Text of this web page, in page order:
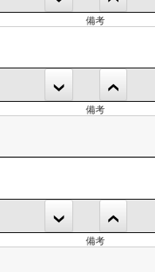
備考
備考
備考